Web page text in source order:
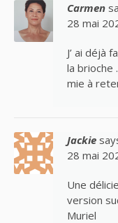
Carmen
28 mai
J’ ai déjà
la brioche
mie à
Jackie
28 mai
Une
version
Muriel